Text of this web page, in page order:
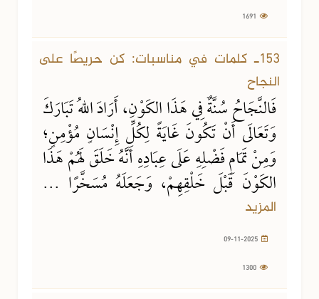
153ـ كلمات في مناسبات: كن حريصًا على
النجاح
فَالنَّجَاحُ سُنَّةٌ فِي هَذَا الكَوْنِ، أَرَادَ اللهُ تَبَارَكَ
وَتَعَالَى أَنْ تَكُونَ غَايَةً لِكُلِّ إِنْسَانٍ مُؤْمِنٍ؛
وَمِنْ تَمَامِ فَضْلِهِ عَلَى عِبَادِهِ أَنَّهُ خَلَقَ لَهُمْ هَذَا
الكَوْنَ قَبْلَ خَلْقِهِمْ، وَجَعَلَهُ مُسَخَّرًا ...
المزيد